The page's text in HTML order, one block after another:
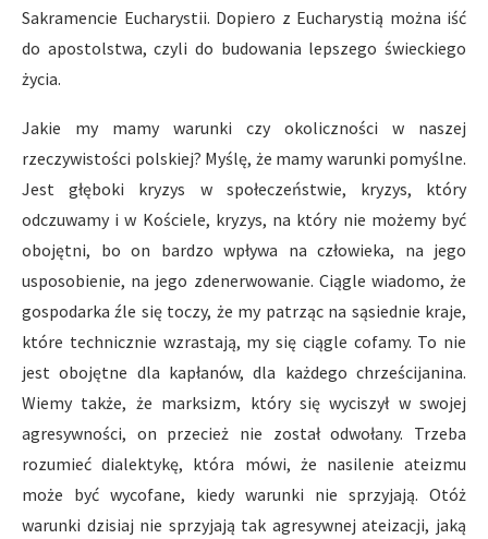
Sakramencie Eucharystii. Dopiero z Eucharystią można iść
do apostolstwa, czyli do budowania lepszego świeckiego
życia.
Jakie my mamy warunki czy okoliczności w naszej
rzeczywistości polskiej? Myślę, że mamy warunki pomyślne.
Jest głęboki kryzys w społeczeństwie, kryzys, który
odczuwamy i w Kościele, kryzys, na który nie możemy być
obojętni, bo on bardzo wpływa na człowieka, na jego
usposobienie, na jego zdenerwowanie. Ciągle wiadomo, że
gospodarka źle się toczy, że my patrząc na sąsiednie kraje,
które technicznie wzrastają, my się ciągle cofamy. To nie
jest obojętne dla kapłanów, dla każdego chrześcijanina.
Wiemy także, że marksizm, który się wyciszył w swojej
agresywności, on przecież nie został odwołany. Trzeba
rozumieć dialektykę, która mówi, że nasilenie ateizmu
może być wycofane, kiedy warunki nie sprzyjają. Otóż
warunki dzisiaj nie sprzyjają tak agresywnej ateizacji, jaką